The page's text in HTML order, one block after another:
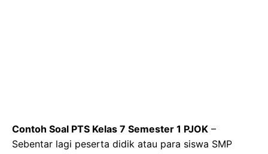
Contoh Soal PTS Kelas 7 Semester 1 PJOK –
Sebentar lagi peserta didik atau para siswa SMP